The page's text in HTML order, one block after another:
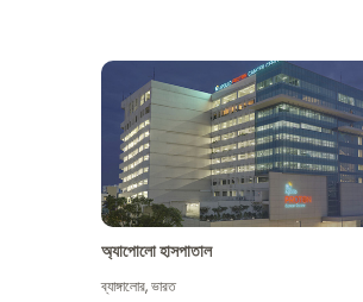
অ্যাপোলো হাসপাতাল
ব্যাঙ্গালোর,ভারত